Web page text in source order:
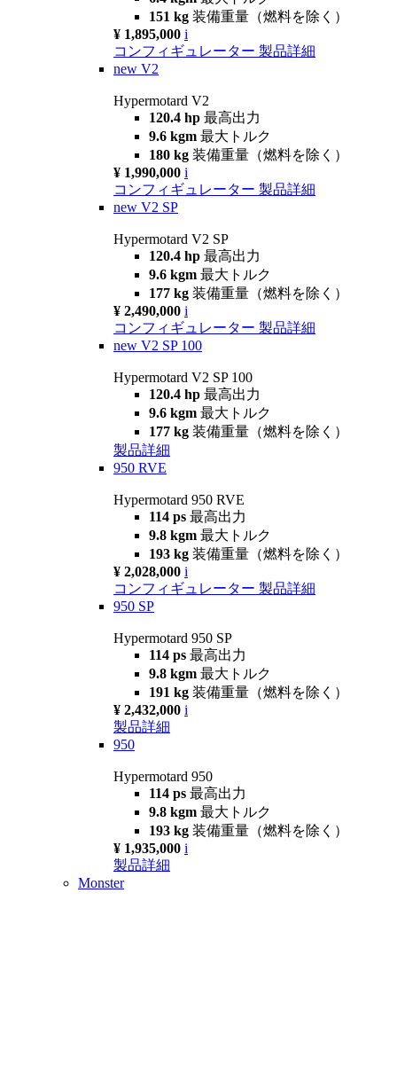
151 kg 装備重量（燃料を除く）
¥ 1,895,000 i
コンフィギュレーター 製品詳細
new V2
Hypermotard V2
120.4 hp 最高出力
9.6 kgm 最大トルク
180 kg 装備重量（燃料を除く）
¥ 1,990,000 i
コンフィギュレーター 製品詳細
new V2 SP
Hypermotard V2 SP
120.4 hp 最高出力
9.6 kgm 最大トルク
177 kg 装備重量（燃料を除く）
¥ 2,490,000 i
コンフィギュレーター 製品詳細
new V2 SP 100
Hypermotard V2 SP 100
120.4 hp 最高出力
9.6 kgm 最大トルク
177 kg 装備重量（燃料を除く）
製品詳細
950 RVE
Hypermotard 950 RVE
114 ps 最高出力
9.8 kgm 最大トルク
193 kg 装備重量（燃料を除く）
¥ 2,028,000 i
コンフィギュレーター 製品詳細
950 SP
Hypermotard 950 SP
114 ps 最高出力
9.8 kgm 最大トルク
191 kg 装備重量（燃料を除く）
¥ 2,432,000 i
製品詳細
950
Hypermotard 950
114 ps 最高出力
9.8 kgm 最大トルク
193 kg 装備重量（燃料を除く）
¥ 1,935,000 i
製品詳細
Monster